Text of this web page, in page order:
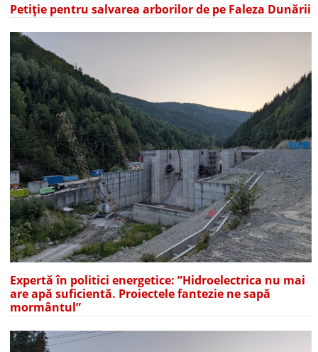
Petiție pentru salvarea arborilor de pe Faleza Dunării
Expertă în politici energetice: ”Hidroelectrica nu mai
are apă suficientă. Proiectele fantezie ne sapă
mormântul”